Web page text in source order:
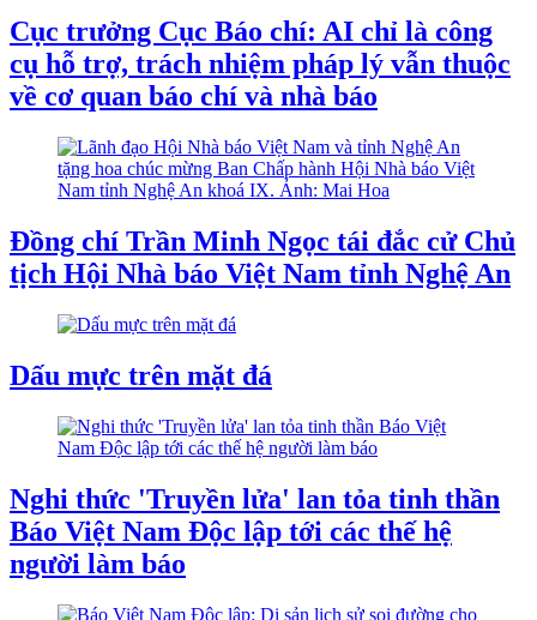
Cục trưởng Cục Báo chí: AI chỉ là công
cụ hỗ trợ, trách nhiệm pháp lý vẫn thuộc
về cơ quan báo chí và nhà báo
Đồng chí Trần Minh Ngọc tái đắc cử Chủ
tịch Hội Nhà báo Việt Nam tỉnh Nghệ An
Dấu mực trên mặt đá
Nghi thức 'Truyền lửa' lan tỏa tinh thần
Báo Việt Nam Độc lập tới các thế hệ
người làm báo